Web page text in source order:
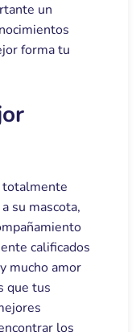
un
forma tu
totalmente
su mascota,
calificados
mucho amor
que tus
los